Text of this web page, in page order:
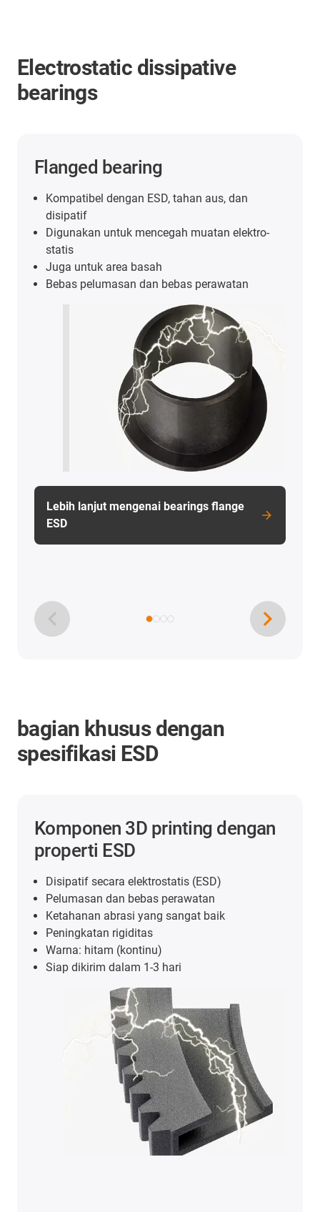
Electrostatic dissipative
bearings
Flanged bearing
Kompatibel dengan ESD, tahan aus, dan
disipatif
Digunakan untuk mencegah muatan elektro-
statis
Juga untuk area basah
Bebas pelumasan dan bebas perawatan
Lebih lanjut mengenai bearings flange
ESD
bagian khusus dengan
spesifikasi ESD
Komponen 3D printing dengan
properti ESD
Disipatif secara elektrostatis (ESD)
Pelumasan dan bebas perawatan
Ketahanan abrasi yang sangat baik
Peningkatan rigiditas
Warna: hitam (kontinu)
Siap dikirim dalam 1-3 hari